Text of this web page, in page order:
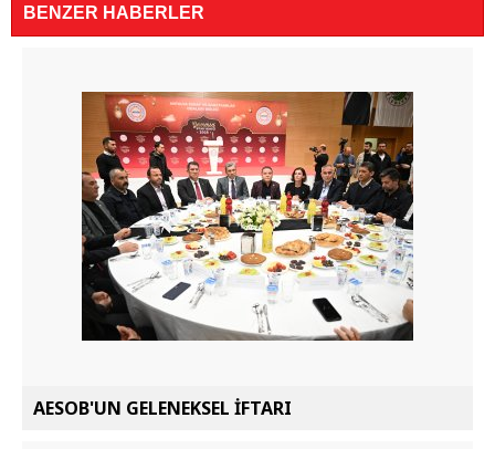
BENZER HABERLER
AESOB'UN GELENEKSEL İFTARI